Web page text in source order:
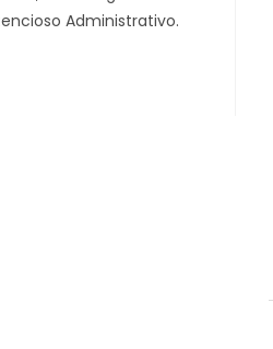
Administrativo.